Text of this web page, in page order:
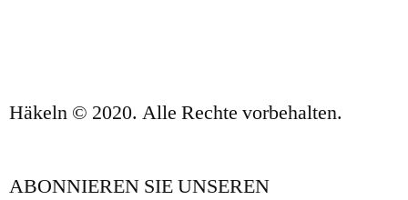
Häkeln © 2020. Alle Rechte vorbehalten.
ABONNIEREN SIE UNSEREN